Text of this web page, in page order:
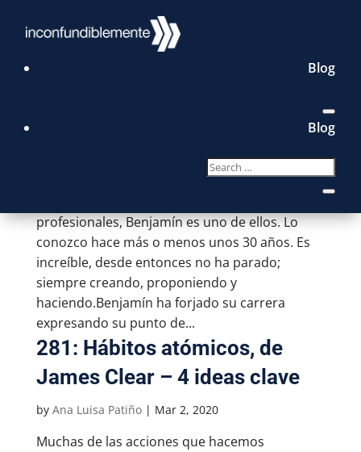
Blog
Blog
Mar 5, 2020
profesionales, Benjamín es uno de ellos. Lo
conozco hace más o menos unos 30 años. Es
increíble, desde entonces no ha parado;
siempre creando, proponiendo y
haciendo.Benjamín ha forjado su carrera
expresando su punto de...
281: Hábitos atómicos, de
James Clear – 4 ideas clave
by Ana Luisa Patiño| Mar 2, 2020
Muchas de las acciones que hacemos